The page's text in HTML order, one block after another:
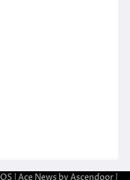
| Ace News by Ascendoor|